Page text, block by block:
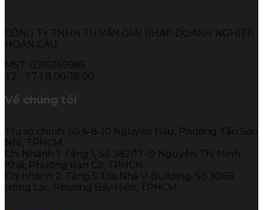
CÔNG TY TNHH TƯ VẤN GIẢI PHÁP DOANH NGHIỆP
HOÀN CẦU
MST: 0315269685
T2 - T7 | 8.00-18.00
Về chúng tôi
Trụ sở chính: Số 6-8-10 Nguyễn Hậu, Phường Tân Sơn
Nhì, TPHCM.
Chi Nhánh 1: Tầng 1, Số 382/17-19 Nguyễn Thị Minh
Khai, Phường Bàn Cờ, TPHCM.
Chi nhánh 2: Tầng 5 Tòa Nhà V-Building, Số 306B
Hồng Lạc, Phường Bảy Hiền, TPHCM.